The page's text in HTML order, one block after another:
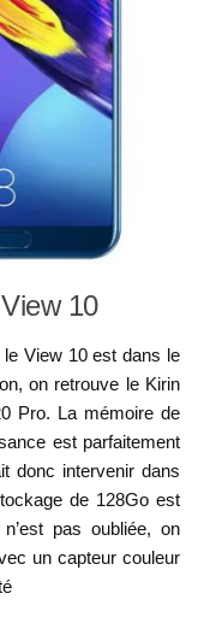
10
View 10 est dans le
on retrouve le Kirin
Pro. La mémoire de
est parfaitement
donc intervenir dans
de 128Go est
pas oubliée, on
un capteur couleur